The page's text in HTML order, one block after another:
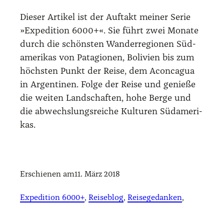
Die­ser Arti­kel ist der Auf­takt mei­ner Serie
»Expe­di­ti­on 6000+«. Sie führt zwei Mona­te
durch die schöns­ten Wan­der­re­gio­nen Süd­
ame­ri­kas von Pata­gio­nen, Boli­vi­en bis zum
höchs­ten Punkt der Rei­se, dem Acon­ca­gua
in Argen­ti­nen. Fol­ge der Rei­se und genie­ße
die wei­ten Land­schaf­ten, hohe Ber­ge und
die abwechs­lungs­rei­che Kul­tu­ren Süd­ame­ri­
kas.
Erschienen am11. März 2018
Expedition 6000+, Reiseblog, Reisegedanken